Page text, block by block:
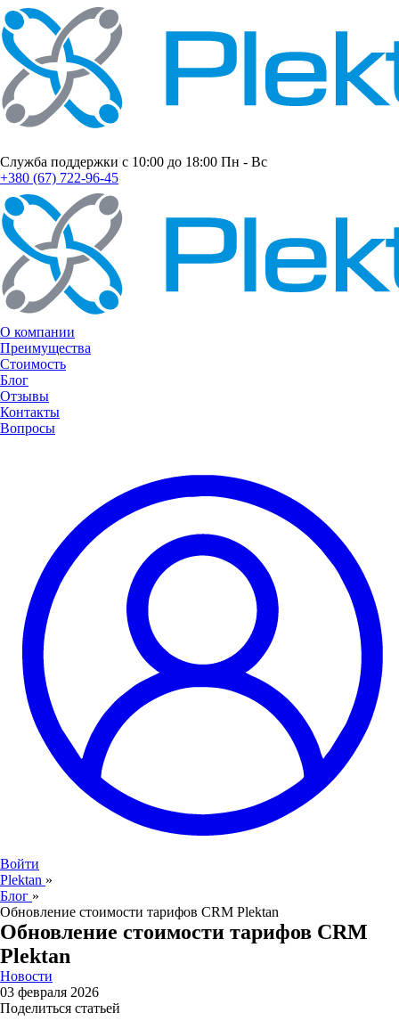
Служба поддержки с 10:00 до 18:00 Пн - Вс
+380 (67) 722-96-45
О компании
Преимущества
Стоимость
Блог
Отзывы
Контакты
Вопросы
Войти
Plektan »
Блог »
Обновление стоимости тарифов CRM Plektan
Обновление стоимости тарифов CRM
Plektan
Новости
03 февраля 2026
Поделиться статьей